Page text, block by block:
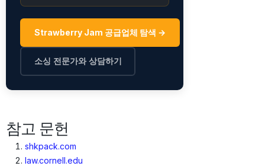
Strawberry Jam 공급업체 탐색 →
소싱 전문가와 상담하기
참고 문헌
shkpack.com
law.cornell.edu